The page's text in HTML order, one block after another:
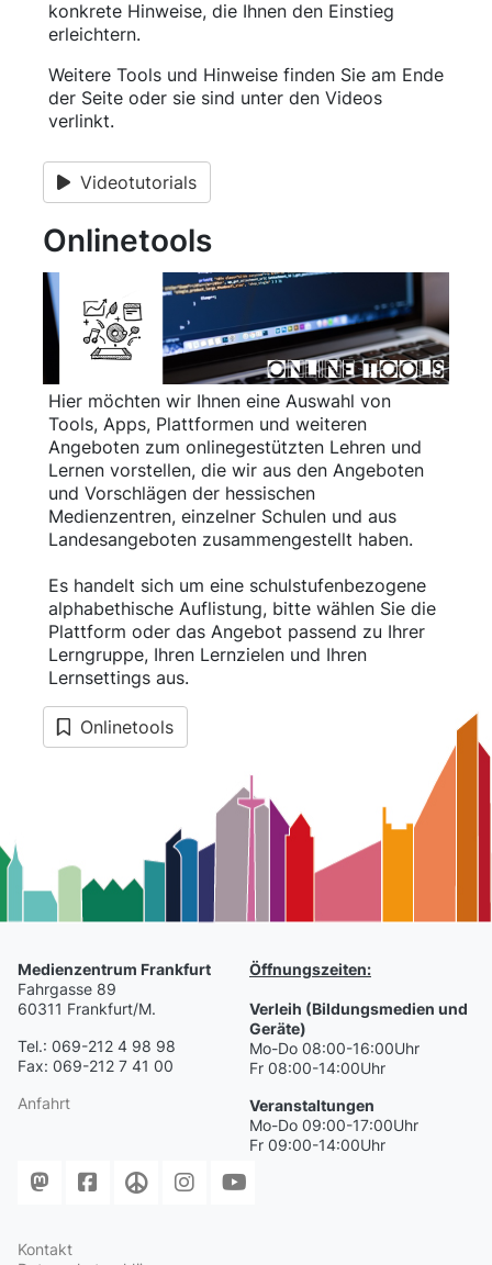
konkrete Hinweise, die Ihnen den Einstieg
erleichtern.
Weitere Tools und Hinweise finden Sie am Ende
der Seite oder sie sind unter den Videos
verlinkt.
Videotutorials
Onlinetools
Hier möchten wir Ihnen eine Auswahl von
Tools, Apps, Plattformen und weiteren
Angeboten zum onlinegestützten Lehren und
Lernen vorstellen, die wir aus den Angeboten
und Vorschlägen der hessischen
Medienzentren, einzelner Schulen und aus
Landesangeboten zusammengestellt haben.
Es handelt sich um eine schulstufenbezogene
alphabethische Auflistung, bitte wählen Sie die
Plattform oder das Angebot passend zu Ihrer
Lerngruppe, Ihren Lernzielen und Ihren
Lernsettings aus.
Onlinetools
Medienzentrum Frankfurt
Fahrgasse 89
60311 Frankfurt/M.
Tel.: 069-212 4 98 98
Fax: 069-212 7 41 00
Anfahrt
Öffnungszeiten:
Verleih (Bildungsmedien und
Geräte)
Mo-Do 08:00-16:00Uhr
Fr 08:00-14:00Uhr
Veranstaltungen
Mo-Do 09:00-17:00Uhr
Fr 09:00-14:00Uhr
Kontakt